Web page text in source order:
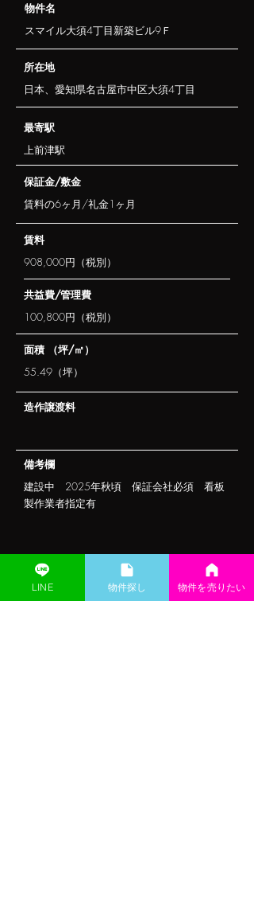
​物件名
スマイル大須4丁目新築ビル9Ｆ
​所在地
日本、愛知県名古屋市中区大須4丁目
​最寄駅
上前津駅
​保証金/敷金
賃料の6ヶ月/礼金1ヶ月
​賃料
908,000円（税別）
​共益費/管理費
100,800円（税別）
​面積 （坪/㎡）
55.49（坪）
​造作譲渡料
​備考欄
建設中 2025年秋頃 保証会社必須 看板
製作業者指定有
LINE ​物件探し 物件を売りたい